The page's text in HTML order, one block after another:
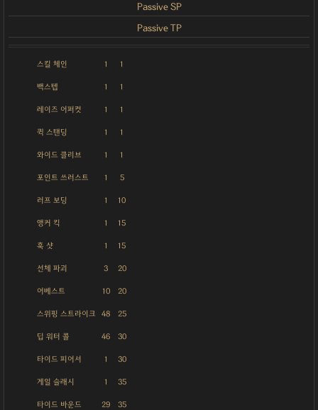
Passive SP
Passive TP
스킬 체인 1 1
백스텝 1 1
레이즈 어퍼컷 1 1
퀵 스탠딩 1 1
와이드 클리브 1 1
포인트 쓰러스트 1 5
러프 보딩 1 10
앵커 킥 1 15
훅 샷 1 15
선체 파괴 3 20
어베스트 10 20
스위핑 스트라이크 48 25
딥 워터 콜 46 30
타이드 피어서 1 30
게일 슬래시 1 35
타이드 바운드 29 35